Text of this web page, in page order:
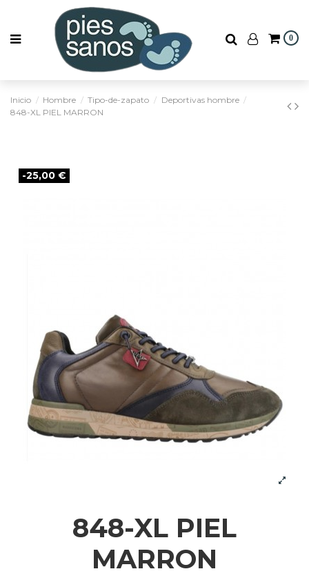
0
Inicio Hombre Tipo-de-zapato
Deportivas hombre
848-XL PIEL MARRON
-25,00 €
848-XL PIEL
MARRON